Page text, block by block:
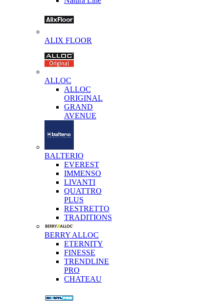
ALIX FLOOR
ALLOC
ALLOC
ORIGINAL
GRAND
AVENUE
BALTERIO
EVEREST
IMMENSO
LIVANTI
QUATTRO
PLUS
RESTRETTO
TRADITIONS
BERRY ALLOC
ETERNITY
FINESSE
TRENDLINE
PRO
CHATEAU